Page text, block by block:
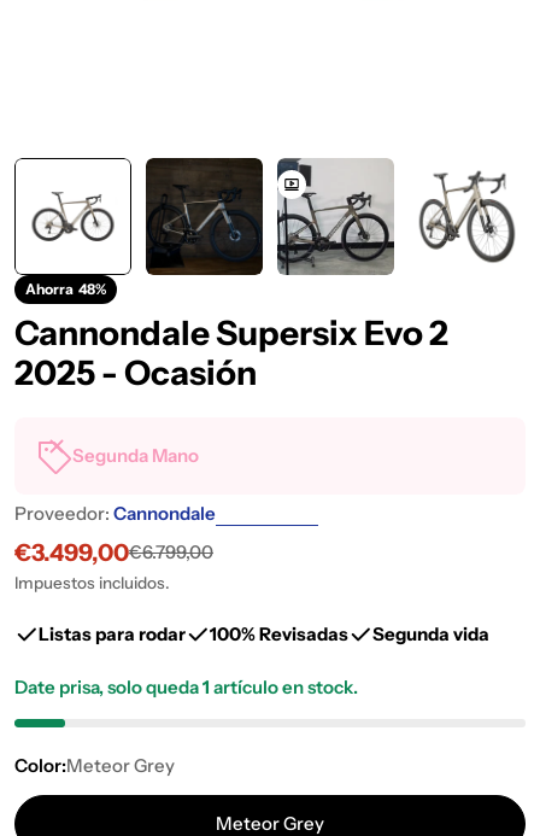
Ahorra 48%
Cannondale Supersix Evo 2
2025 - Ocasión
Segunda Mano
Proveedor: Cannondale
Precio
de
€3.499,00
Precio
habitual
€6.799,00
Impuestos incluidos.
Listas para rodar 100% Revisadas Segunda vida
Date prisa, solo queda1 artículo en stock.
Color:Meteor Grey
Meteor Grey